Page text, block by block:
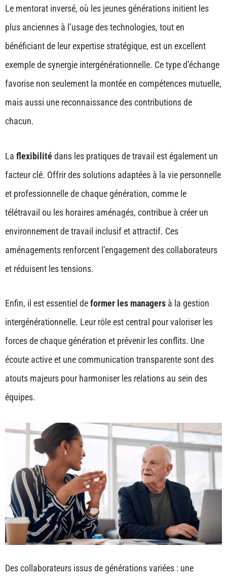
Le mentorat inversé, où les jeunes générations initient les
plus anciennes à l’usage des technologies, tout en
bénéficiant de leur expertise stratégique, est un excellent
exemple de synergie intergénérationnelle. Ce type d’échange
favorise non seulement la montée en compétences mutuelle,
mais aussi une reconnaissance des contributions de
chacun.
La flexibilité dans les pratiques de travail est également un
facteur clé. Offrir des solutions adaptées à la vie personnelle
et professionnelle de chaque génération, comme le
télétravail ou les horaires aménagés, contribue à créer un
environnement de travail inclusif et attractif. Ces
aménagements renforcent l’engagement des collaborateurs
et réduisent les tensions.
Enfin, il est essentiel deformer les managers à la gestion
intergénérationnelle. Leur rôle est central pour valoriser les
forces de chaque génération et prévenir les conflits. Une
écoute active et une communication transparente sont des
atouts majeurs pour harmoniser les relations au sein des
équipes.
Des collaborateurs issus de générations variées : une